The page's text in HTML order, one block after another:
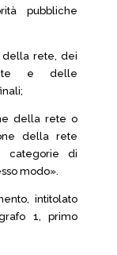
pubbliche
della rete, dei
e delle
della rete o
della rete
categorie di
modo».
intitolato
1, primo